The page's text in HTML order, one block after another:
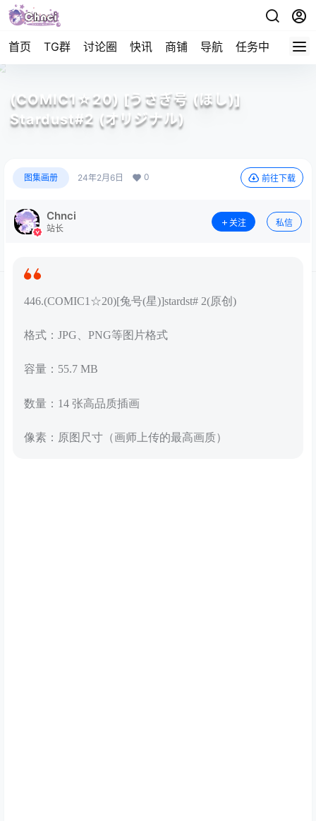
首页 TG群 讨论圈 快讯 商铺 导航 任务中心 帮助
(COMIC1☆20) [うさぎ号 (ほし)]
Stardust#2 (オリジナル)
图集画册 24年2月6日 0 前往下载
Chnci
站长
关注 私信
446.(COMIC1☆20)[兔号(星)]stardst# 2(原创)
格式：JPG、PNG等图片格式
容量：55.7 MB
数量：14 张高品质插画
像素：原图尺寸（画师上传的最高画质）